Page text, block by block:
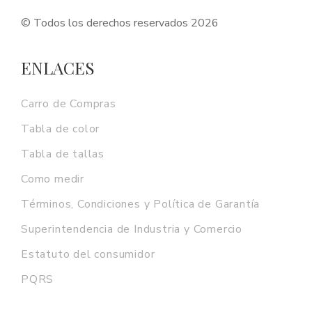
© Todos los derechos reservados 2026
ENLACES
Carro de Compras
Tabla de color
Tabla de tallas
Como medir
Términos, Condiciones y Política de Garantía
Superintendencia de Industria y Comercio
Estatuto del consumidor
PQRS